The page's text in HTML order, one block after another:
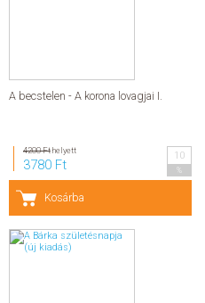
A becstelen - A korona lovagjai I.
4200 Fthelyett
3780 Ft
10
Kosárba